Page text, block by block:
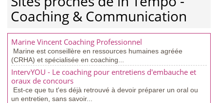
Coaching & Communication
Marine Vincent Coaching Professionnel
Marine est conseillère en ressources humaines agréée
(CRHA) et spécialisée en coaching...
IntervYOU - Le coaching pour entretiens d'embauche et
oraux de concours
Est-ce que tu t'es déjà retrouvé à devoir préparer un oral ou
un entretien, sans savoir...